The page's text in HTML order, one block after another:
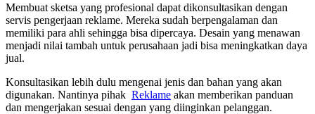
Membuat sketsa yang profesional dapat dikonsultasikan dengan
servis pengerjaan reklame. Mereka sudah berpengalaman dan
memiliki para ahli sehingga bisa dipercaya. Desain yang menawan
menjadi nilai tambah untuk perusahaan jadi bisa meningkatkan daya
jual.
Konsultasikan lebih dulu mengenai jenis dan bahan yang akan
digunakan. Nantinya pihak Reklame akan memberikan panduan
dan mengerjakan sesuai dengan yang diinginkan pelanggan.